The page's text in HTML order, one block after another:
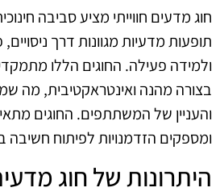
חוג מדעים חווייתי מציע סביבה
תופעות מדעיות מגוונות דרך ניסויים,
ולמידה פעילה. החוגים הללו
בצורה מהנה ואינטראקטיבית, מה
והעניין של המשתתפים. החוגים
ומספקים הזדמנויות לפיתוח חשיבה
היתרונות של חוג